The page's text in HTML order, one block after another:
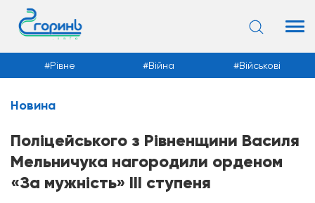
Новини
Рівне Війна Військові
Новина
Поліцейського з Рівненщини Василя
Мельничука нагородили орденом
«За мужність» ІІІ ступеня